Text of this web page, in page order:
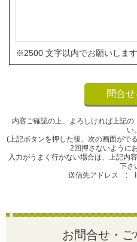
※2500 文字以内でお願いします
内容ご確認の上、よろしければ上記
い。
(上記ボタンを押した後、次の画面がで
2回押さないように
入力がうまく行かない場合は、上記内
下さ
送信先アドレス :
お問合せ・